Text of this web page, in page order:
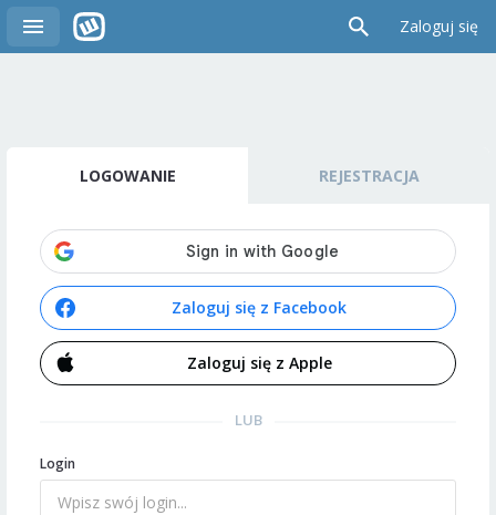
Zaloguj się
LOGOWANIE REJESTRACJA
Zaloguj się z Facebook
Zaloguj się z Apple
LUB
Login